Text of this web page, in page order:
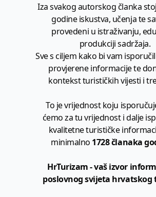
Iza svakog autorskog članka
godine iskustva, učenja te
provedeni u istraživanju,
produkciji sadržaja.
Sve s ciljem kako bi vam
provjerene informacije te
kontekst turističkih vijesti i
To je vrijednost koju
ćemo za tu vrijednost i dalje
kvalitetne turističke
minimalno 1728 članaka
HrTurizam - vaš izvor
poslovnog svijeta hrvatskog